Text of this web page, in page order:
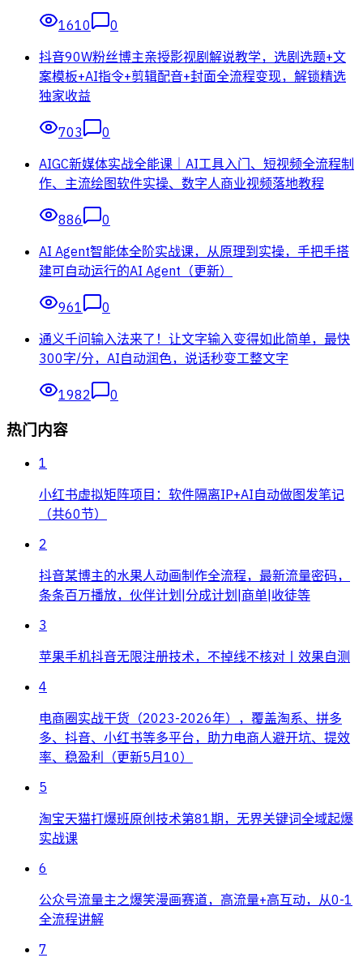
1610
0
抖音90W粉丝博主亲授影视剧解说教学，选剧选题+文
案模板+AI指令+剪辑配音+封面全流程变现，解锁精选
独家收益
703
0
AIGC新媒体实战全能课｜AI工具入门、短视频全流程制
作、主流绘图软件实操、数字人商业视频落地教程
886
0
AI Agent智能体全阶实战课，从原理到实操，手把手搭
建可自动运行的AI Agent（更新）
961
0
通义千问输入法来了！让文字输入变得如此简单，最快
300字/分，AI自动润色，说话秒变工整文字
1982 0
热门内容
1
小红书虚拟矩阵项目：软件隔离IP+AI自动做图发笔记
（共60节）
2
抖音某博主的水果人动画制作全流程，最新流量密码，
条条百万播放，伙伴计划|分成计划|商单|收徒等
3
苹果手机抖音无限注册技术，不掉线不核对丨效果自测
4
电商圈实战干货（2023-2026年），覆盖淘系、拼多
多、抖音、小红书等多平台，助力电商人避开坑、提效
率、稳盈利（更新5月10）
5
淘宝天猫打爆班原创技术第81期，无界关键词全域起爆
实战课
6
公众号流量主之爆笑漫画赛道，高流量+高互动，从0-1
全流程讲解
7